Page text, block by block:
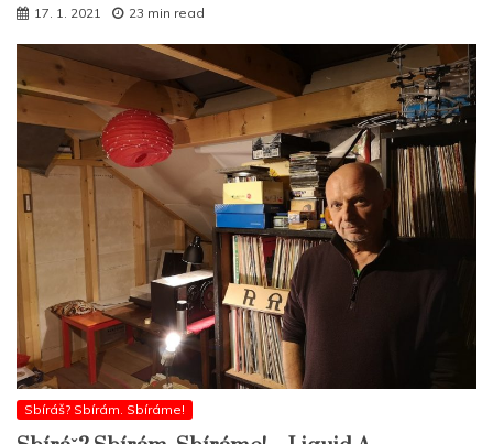
17. 1. 2021 23 min read
Sbíráš? Sbírám. Sbíráme!